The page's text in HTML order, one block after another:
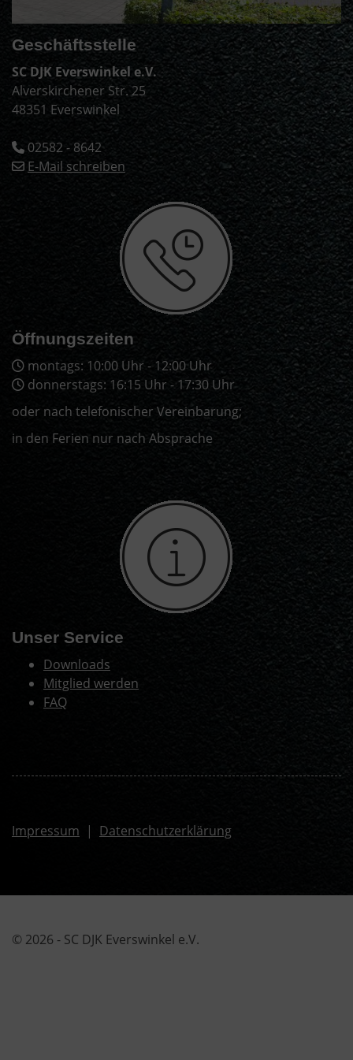
Geschäftsstelle
SC DJK Everswinkel e.V.
Alverskirchener Str. 25
48351 Everswinkel
02582 - 8642
E-Mail schreiben
Öffnungszeiten
montags: 10:00 Uhr - 12:00 Uhr
donnerstags: 16:15 Uhr - 17:30 Uhr
oder nach telefonischer Vereinbarung;
in den Ferien nur nach Absprache
Unser Service
Downloads
Mitglied werden
FAQ
Impressum | Datenschutzerklärung
© 2026 - SC DJK Everswinkel e.V.